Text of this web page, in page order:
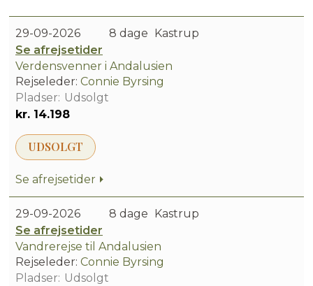
29-09-2026
Se afrejsetider
8 dage Kastrup
Verdensvenner i Andalusien
Rejseleder: Connie Byrsing
Udsolgt
kr. 14.198
UDSOLGT
Se afrejsetider
29-09-2026
Se afrejsetider
8 dage Kastrup
Vandrerejse til Andalusien
Rejseleder: Connie Byrsing
Udsolgt